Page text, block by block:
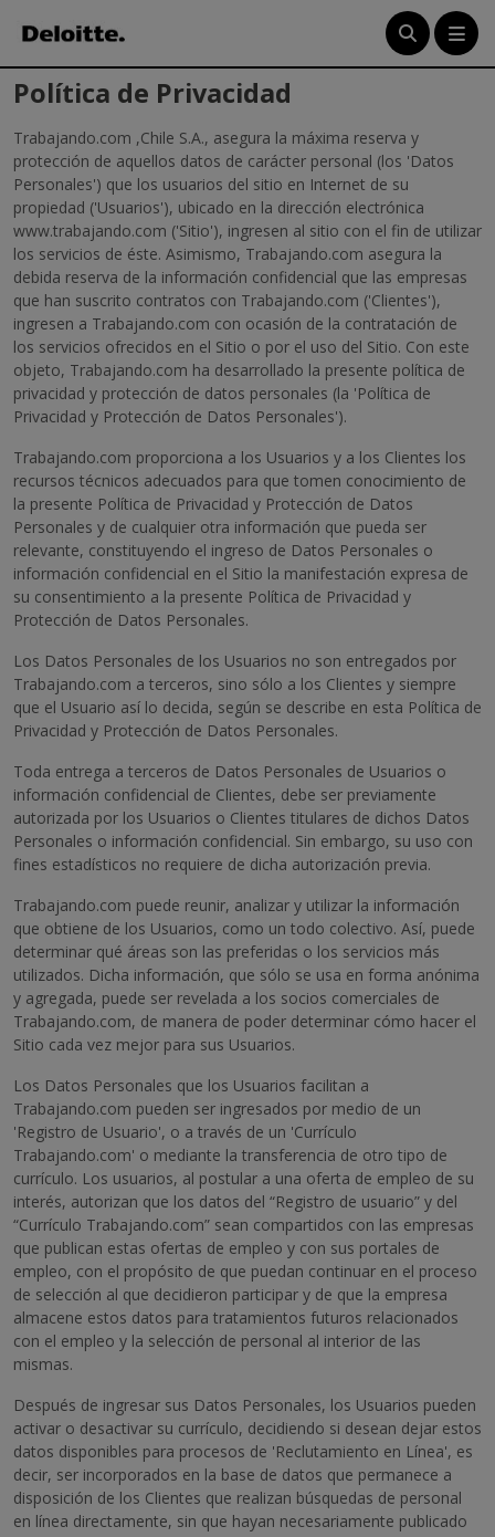
Menú
Crea tu cuenta
Ingresa
Política de Privacidad
Trabajando.com ,Chile S.A., asegura la máxima reserva y
protección de aquellos datos de carácter personal (los 'Datos
Personales') que los usuarios del sitio en Internet de su
propiedad ('Usuarios'), ubicado en la dirección electrónica
www.trabajando.com ('Sitio'), ingresen al sitio con el fin de utilizar
los servicios de éste. Asimismo, Trabajando.com asegura la
debida reserva de la información confidencial que las empresas
que han suscrito contratos con Trabajando.com ('Clientes'),
ingresen a Trabajando.com con ocasión de la contratación de
los servicios ofrecidos en el Sitio o por el uso del Sitio. Con este
objeto, Trabajando.com ha desarrollado la presente política de
privacidad y protección de datos personales (la 'Política de
Privacidad y Protección de Datos Personales').
Trabajando.com proporciona a los Usuarios y a los Clientes los
recursos técnicos adecuados para que tomen conocimiento de
la presente Política de Privacidad y Protección de Datos
Personales y de cualquier otra información que pueda ser
relevante, constituyendo el ingreso de Datos Personales o
información confidencial en el Sitio la manifestación expresa de
su consentimiento a la presente Política de Privacidad y
Protección de Datos Personales.
Los Datos Personales de los Usuarios no son entregados por
Trabajando.com a terceros, sino sólo a los Clientes y siempre
que el Usuario así lo decida, según se describe en esta Política de
Privacidad y Protección de Datos Personales.
Toda entrega a terceros de Datos Personales de Usuarios o
información confidencial de Clientes, debe ser previamente
autorizada por los Usuarios o Clientes titulares de dichos Datos
Personales o información confidencial. Sin embargo, su uso con
fines estadísticos no requiere de dicha autorización previa.
Trabajando.com puede reunir, analizar y utilizar la información
que obtiene de los Usuarios, como un todo colectivo. Así, puede
determinar qué áreas son las preferidas o los servicios más
utilizados. Dicha información, que sólo se usa en forma anónima
y agregada, puede ser revelada a los socios comerciales de
Trabajando.com, de manera de poder determinar cómo hacer el
Sitio cada vez mejor para sus Usuarios.
Los Datos Personales que los Usuarios facilitan a
Trabajando.com pueden ser ingresados por medio de un
'Registro de Usuario', o a través de un 'Currículo
Trabajando.com' o mediante la transferencia de otro tipo de
currículo. Los usuarios, al postular a una oferta de empleo de su
interés, autorizan que los datos del “Registro de usuario” y del
“Currículo Trabajando.com” sean compartidos con las empresas
que publican estas ofertas de empleo y con sus portales de
empleo, con el propósito de que puedan continuar en el proceso
de selección al que decidieron participar y de que la empresa
almacene estos datos para tratamientos futuros relacionados
con el empleo y la selección de personal al interior de las
mismas.
Después de ingresar sus Datos Personales, los Usuarios pueden
activar o desactivar su currículo, decidiendo si desean dejar estos
datos disponibles para procesos de 'Reclutamiento en Línea', es
decir, ser incorporados en la base de datos que permanece a
disposición de los Clientes que realizan búsquedas de personal
en línea directamente, sin que hayan necesariamente publicado